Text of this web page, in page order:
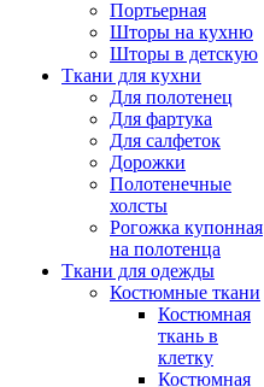
Портьерная
Шторы на кухню
Шторы в детскую
Ткани для кухни
Для полотенец
Для фартука
Для салфеток
Дорожки
Полотенечные
холсты
Рогожка купонная
на полотенца
Ткани для одежды
Костюмные ткани
Костюмная
ткань в
клетку
Костюмная